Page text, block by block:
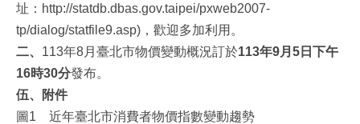
址：http://statdb.dbas.gov.taipei/pxweb2007-
tp/dialog/statfile9.asp)，歡迎多加利用。
二、 113年8月臺北市物價變動概況訂於113年9月5日下午
16時30分發布。
伍、附件
圖1 近年臺北市消費者物價指數變動趨勢